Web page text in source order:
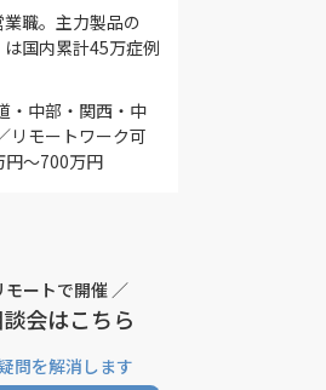
職。主力製品の
は国内累計45万症例
・中部・関西・中
リモートワーク可
円～700万円
ートで開催 ／
会はこちら
問を解消します